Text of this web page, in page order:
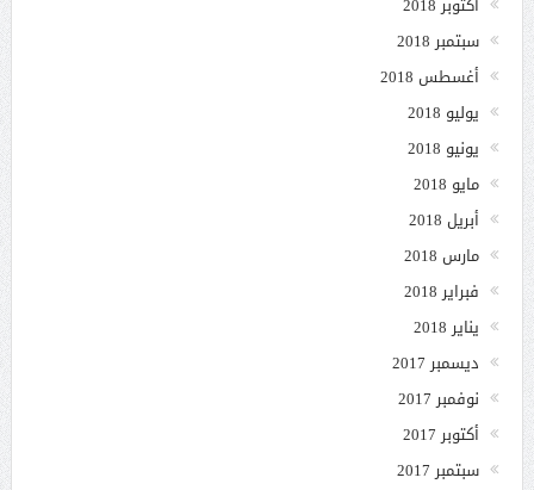
سبتمبر 2018
أغسطس 2018
يوليو 2018
يونيو 2018
مايو 2018
أبريل 2018
مارس 2018
فبراير 2018
يناير 2018
ديسمبر 2017
نوفمبر 2017
أكتوبر 2017
سبتمبر 2017